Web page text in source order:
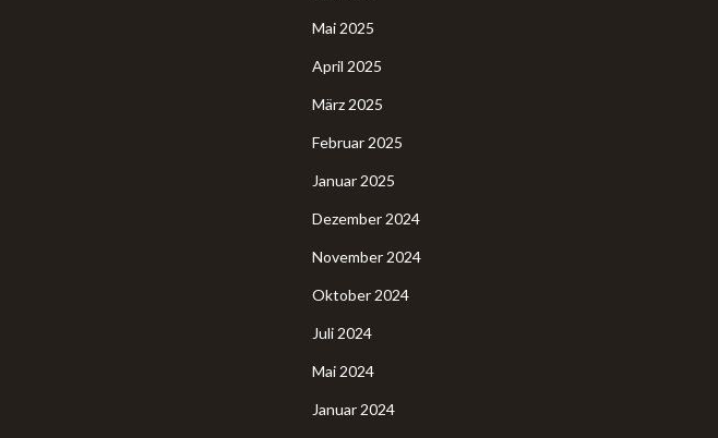
Mai 2025
April 2025
März 2025
Februar 2025
Januar 2025
Dezember 2024
November 2024
Oktober 2024
Juli 2024
Mai 2024
Januar 2024